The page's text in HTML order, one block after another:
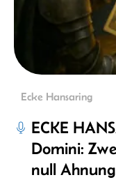
Ecke Hansaring
ECKE
Domini:
null Ahnung